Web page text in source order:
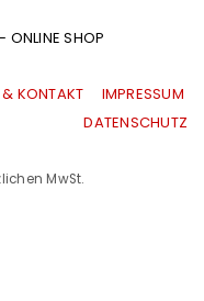
ONLINE SHOP
& KONTAKT
IMPRESSUM
|DATENSCHUTZ
MwSt.